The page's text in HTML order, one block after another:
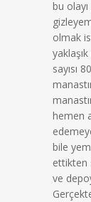
bu olayı
olmak
sayısı
hemen
bile
ettikten
ve